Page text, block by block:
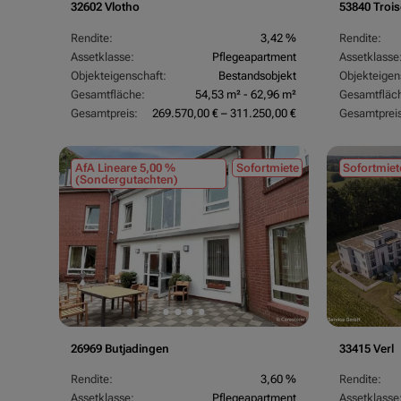
32602 Vlotho
Rendite:
3,42 %
Assetklasse:
Pflegeapartment
Objekteigenschaft:
Bestandsobjekt
Gesamtfläche:
54,53 m² - 62,96 m²
Gesamtpreis:
269.570,00 € – 311.250,00 €
53840
Rendite:
AfA Lineare 5,00 %
(Sondergutachten)
Sofortmiete
26969 Butjadingen
Rendite:
3,60 %
Assetklasse:
Pflegeapartment
33415 Verl
Rendite: